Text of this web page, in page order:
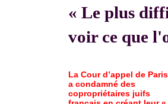
« Le plus
voir ce que
La Cour d’appel de Paris
a condamné des
copropriétaires juifs